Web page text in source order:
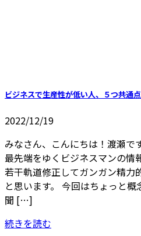
ビジネスで生産性が低い人、５つ共通点
2022/12/19
みなさん、こんにちは！渡瀬で
最先端をゆくビジネスマンの情
若干軌道修正してガンガン精力
と思います。 今回はちょっと
聞 […]
続きを読む